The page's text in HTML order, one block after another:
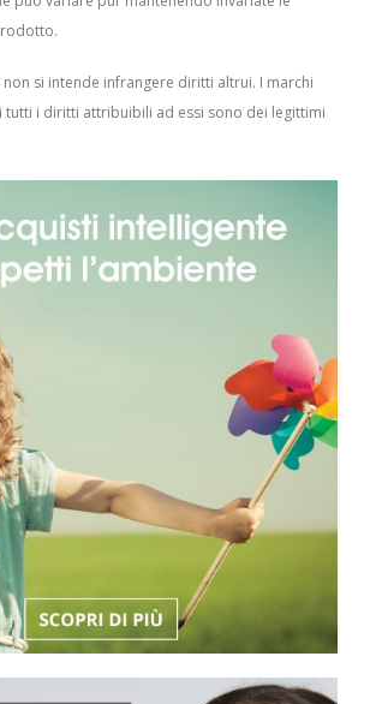
si intende infrangere diritti altrui. I marchi
tutti i diritti attribuibili ad essi sono dei legittimi